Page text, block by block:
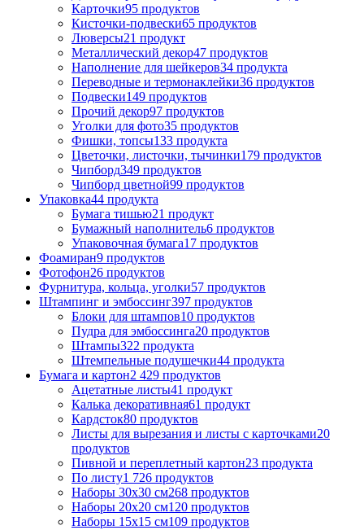
Карточки95 продуктов
Кисточки-подвески65 продуктов
Люверсы21 продукт
Металлический декор47 продуктов
Наполнение для шейкеров34 продукта
Переводные и термонаклейки36 продуктов
Подвески149 продуктов
Прочий декор97 продуктов
Уголки для фото35 продуктов
Фишки, топсы133 продукта
Цветочки, листочки, тычинки179 продуктов
Чипборд349 продуктов
Чипборд цветной99 продуктов
Упаковка44 продукта
Бумага тишью21 продукт
Бумажный наполнитель6 продуктов
Упаковочная бумага17 продуктов
Фоамиран9 продуктов
Фотофон26 продуктов
Фурнитура, кольца, уголки57 продуктов
Штампинг и эмбоссинг397 продуктов
Блоки для штампов10 продуктов
Пудра для эмбоссинга20 продуктов
Штампы322 продукта
Штемпельные подушечки44 продукта
Бумага и картон2 429 продуктов
Ацетатные листы41 продукт
Калька декоративная61 продукт
Кардсток80 продуктов
Листы для вырезания и листы с карточками20
продуктов
Пивной и переплетный картон23 продукта
По листу1 726 продуктов
Наборы 30х30 см268 продуктов
Наборы 20х20 см120 продуктов
Наборы 15х15 см109 продуктов